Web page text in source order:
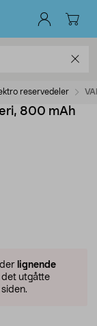
reservedeler
800 mAh
lignende
det utgåtte